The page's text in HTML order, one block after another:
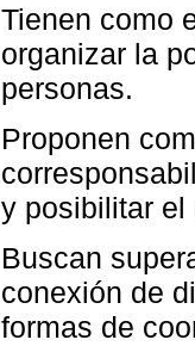
Tienen como
organizar la
personas.
Proponen
y posibilitar el
Buscan
conexión de
formas de